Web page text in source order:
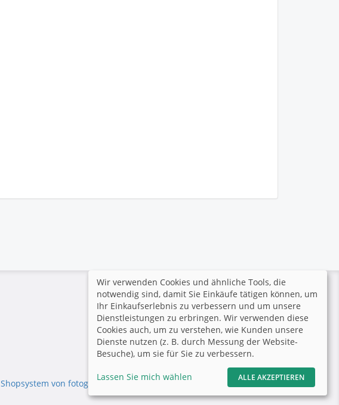
Sichere Zahlung
Der Fotograf hat keine
Zahlungsarten aktiviert.
Shopsystem von fotograf.de |
Wir verwenden Cookies und ähnliche Tools, die
notwendig sind, damit Sie Einkäufe tätigen können, um
Ihr Einkaufserlebnis zu verbessern und um unsere
Dienstleistungen zu erbringen. Wir verwenden diese
Cookies auch, um zu verstehen, wie Kunden unsere
Dienste nutzen (z. B. durch Messung der Website-
Besuche), um sie für Sie zu verbessern.
Lassen Sie mich wählen ALLE AKZEPTIEREN